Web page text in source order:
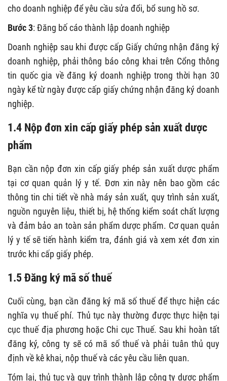
cho doanh nghiệp để yêu cầu sửa đổi, bổ sung hồ sơ.
Bước 3: Đăng bố cáo thành lập doanh nghiệp
Doanh nghiệp sau khi được cấp Giấy chứng nhận đăng ký
doanh nghiệp, phải thông báo công khai trên Cổng thông
tin quốc gia về đăng ký doanh nghiệp trong thời hạn 30
ngày kể từ ngày được cấp giấy chứng nhận đăng ký doanh
nghiệp.
1.4 Nộp đơn xin cấp giấy phép sản xuất dược
phẩm
Bạn cần nộp đơn xin cấp giấy phép sản xuất dược phẩm
tại cơ quan quản lý y tế. Đơn xin này nên bao gồm các
thông tin chi tiết về nhà máy sản xuất, quy trình sản xuất,
nguồn nguyên liệu, thiết bị, hệ thống kiểm soát chất lượng
và đảm bảo an toàn sản phẩm dược phẩm. Cơ quan quản
lý y tế sẽ tiến hành kiểm tra, đánh giá và xem xét đơn xin
trước khi cấp giấy phép.
1.5 Đăng ký mã số thuế
Cuối cùng, bạn cần đăng ký mã số thuế để thực hiện các
nghĩa vụ thuế phí. Thủ tục này thường được thực hiện tại
cục thuế địa phương hoặc Chi cục Thuế. Sau khi hoàn tất
đăng ký, công ty sẽ có mã số thuế và phải tuân thủ quy
định về kê khai, nộp thuế và các yêu cầu liên quan.
Tóm lại, thủ tục và quy trình thành lập công ty dược phẩm